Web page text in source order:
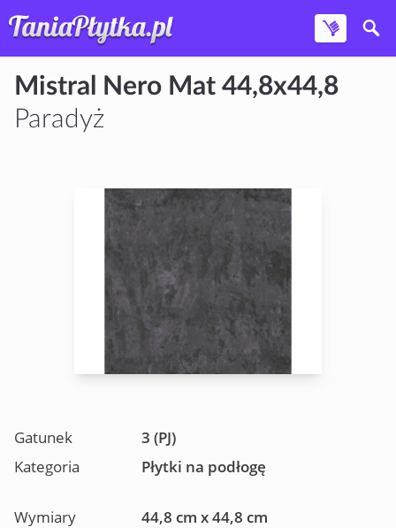
Mistral Nero Mat 44,8x44,8
Paradyż
Gatunek
3 (PJ)
Kategoria
Płytki na podłogę
Wymiary
44,8 cm x 44,8 cm